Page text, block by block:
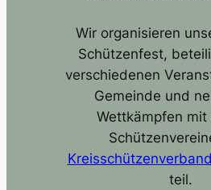
Wir organisieren
Schützenfest,
verschiedenen
Gemeinde und
Wettkämpfen mit
teil.